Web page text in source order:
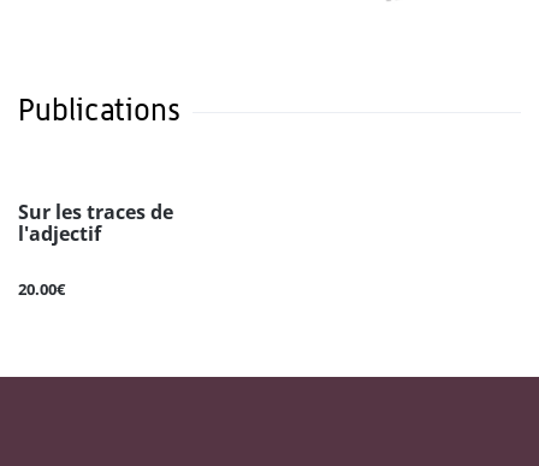
Publications
Sur les traces de
l'adjectif
20.00€